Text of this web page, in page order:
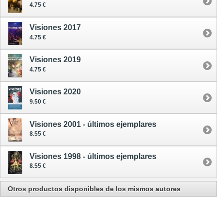
4.75 €
Visiones 2017
4.75 €
Visiones 2019
4.75 €
Visiones 2020
9.50 €
Visiones 2001 - últimos ejemplares
8.55 €
Visiones 1998 - últimos ejemplares
8.55 €
Otros productos disponibles de los mismos autores